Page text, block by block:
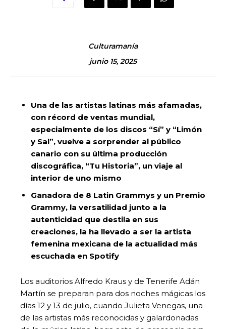
Culturamanía
junio 15, 2025
Una de las artistas latinas más afamadas,
con récord de ventas mundial,
especialmente de los discos “Sí” y “Limón
y Sal”, vuelve a sorprender al público
canario con su última producción
discográfica, “Tu Historia”, un viaje al
interior de uno mismo
Ganadora de 8 Latin Grammys y un Premio
Grammy, la versatilidad junto a la
autenticidad que destila en sus
creaciones, la ha llevado a ser la artista
femenina mexicana de la actualidad más
escuchada en Spotify
Los auditorios Alfredo Kraus y de Tenerife Adán
Martín se preparan para dos noches mágicas los
días 12 y 13 de julio, cuando Julieta Venegas, una
de las artistas más reconocidas y galardonadas